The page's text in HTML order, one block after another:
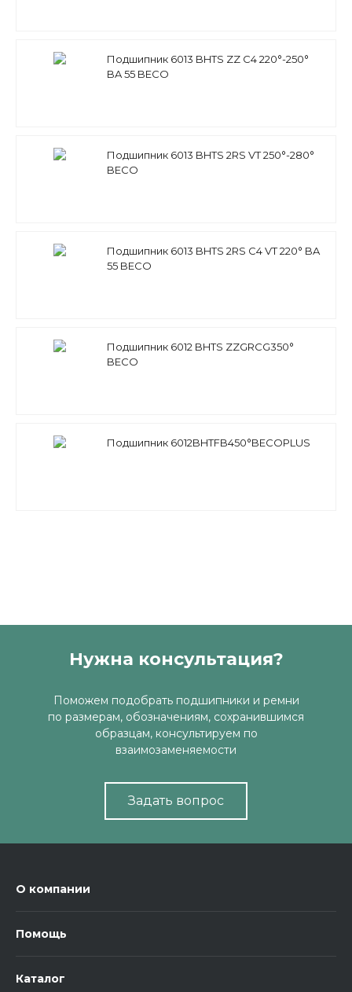
Подшипник 6013 BHTS ZZ C4 220°-250°
BA 55 BECO
Подшипник 6013 BHTS 2RS VT 250°-280°
BECO
Подшипник 6013 BHTS 2RS C4 VT 220° BA
55 BECO
Подшипник 6012 BHTS ZZGRCG350°
BECO
Подшипник 6012BHTFB450°BЕСОPLUS
Нужна консультация?
Поможем подобрать подшипники и ремни
по размерам, обозначениям, сохранившимся
образцам, консультируем по
взаимозаменяемости
Задать вопрос
О компании
Помощь
Каталог